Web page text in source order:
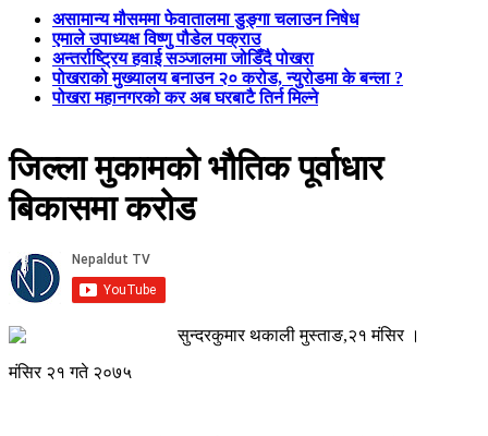
असामान्य मौसममा फेवातालमा डुङ्गा चलाउन निषेध
एमाले उपाध्यक्ष विष्णु पौडेल पक्राउ
अन्तर्राष्ट्रिय हवाई सञ्जालमा जोडिँदै पोखरा
पोखराको मुख्यालय बनाउन २० करोड, न्युरोडमा के बन्ला ?
पोखरा महानगरको कर अब घरबाटै तिर्न मिल्ने
जिल्ला मुकामको भौतिक पूर्वाधार
बिकासमा करोड
सुन्दरकुमार थकाली मुस्ताङ,२१ मंसिर ।
मंसिर २१ गते २०७५